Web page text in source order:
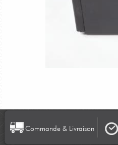
Commande & Livraison